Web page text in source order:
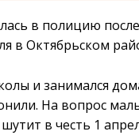
в полицию
в Октябрьском
и занимался
На вопрос
в честь 1